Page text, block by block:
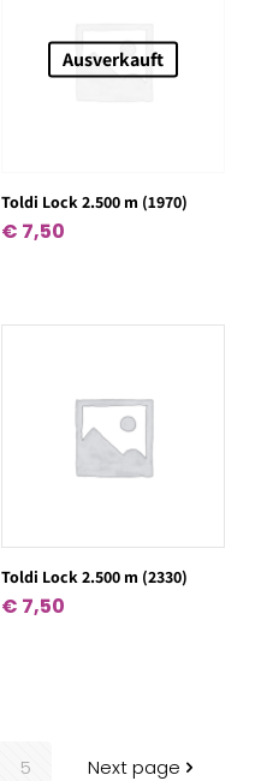
Ausverkauft
Toldi Lock 2.500 m (1970)
€ 7,50
Toldi Lock 2.500 m (2330)
€ 7,50
5 Next page